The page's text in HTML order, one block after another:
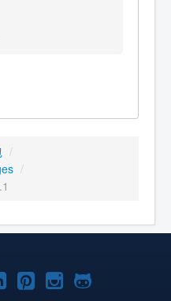
/
/
Linkedln
Pinterest
Instagram
GitHub